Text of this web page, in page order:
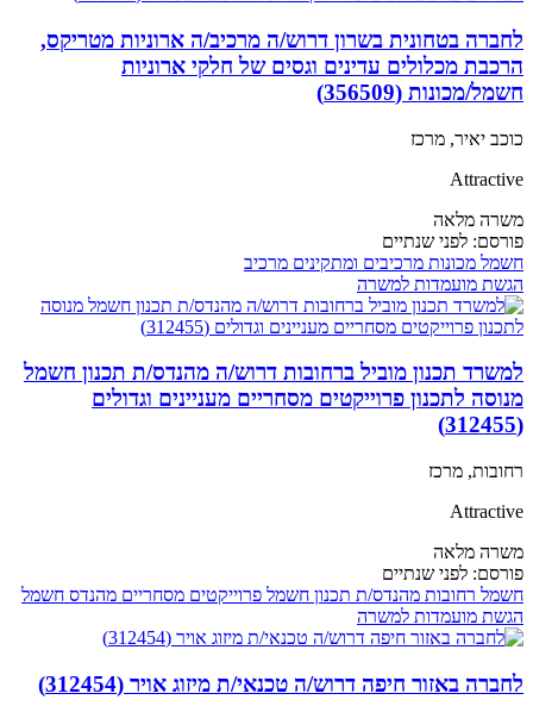
לחברה בטחונית בשרון דרוש/ה מרכיב/ה ארוניות מטריקס,
הרכבת מכלולים עדינים וגסים של חלקי ארוניות
חשמל/מכונות (356509)
כוכב יאיר, מרכז
Attractive
משרה מלאה
פורסם: לפני שנתיים
חשמל מכונות מרכיבים ומתקינים מרכיב
הגשת מועמדות למשרה
למשרד תכנון מוביל ברחובות דרוש/ה מהנדס/ת תכנון חשמל
מנוסה לתכנון פרוייקטים מסחריים מעניינים וגדולים
(312455)
רחובות, מרכז
Attractive
משרה מלאה
פורסם: לפני שנתיים
חשמל רחובות מהנדס/ת תכנון חשמל פרוייקטים מסחריים מהנדס חשמל
הגשת מועמדות למשרה
לחברה באזור חיפה דרוש/ה טכנאי/ת מיזוג אויר (312454)